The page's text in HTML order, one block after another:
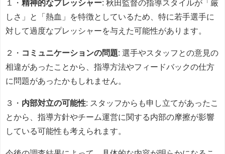
１・ 精神的なプレッシャー: 秋田監督の指導スタイルが「厳
しさ」と「熱血」を特徴としているため、特に若手選手に
対して過度なプレッシャーを与えた可能性があります。
２・ コミュニケーションの問題: 選手やスタッフとの意見の
相違があったことから、指導方法やフィードバックの仕方
に問題があったかもしれません。
３・ 内部対立の可能性: スタッフからも申し立てがあったこ
とから、指導方針やチーム運営に関する内部の摩擦が影響
している可能性も考えられます。